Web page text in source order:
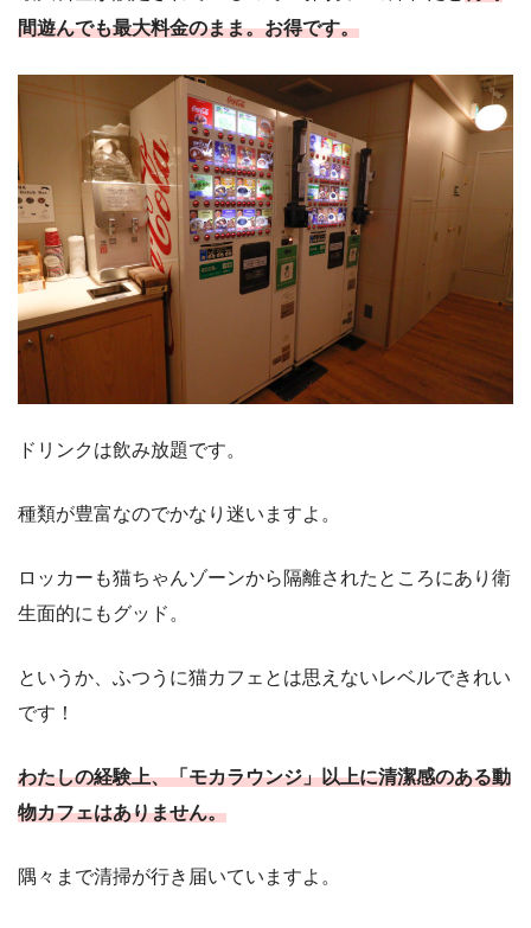
間遊んでも最大料金のまま。お得です。
ドリンクは飲み放題です。
種類が豊富なのでかなり迷いますよ。
ロッカーも猫ちゃんゾーンから隔離されたところにあり衛
生面的にもグッド。
というか、ふつうに猫カフェとは思えないレベルできれい
です！
わたしの経験上、「モカラウンジ」以上に清潔感のある動
物カフェはありません。
隅々まで清掃が行き届いていますよ。